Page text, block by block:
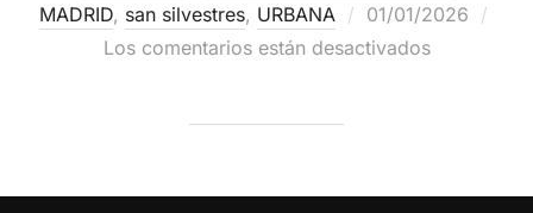
MADRID, san silvestres, URBANA
01/01/2026
Los comentarios están desactivados